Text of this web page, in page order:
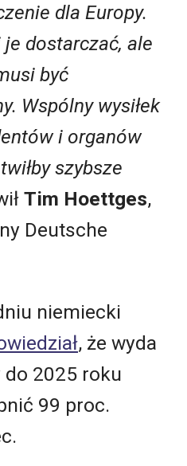
dla Europy.
dostarczać, ale
być
Wspólny wysiłek
i organów
szybsze
Tim Hoettges,
Deutsche
niemiecki
, że wyda
do 2025 roku
99 proc.